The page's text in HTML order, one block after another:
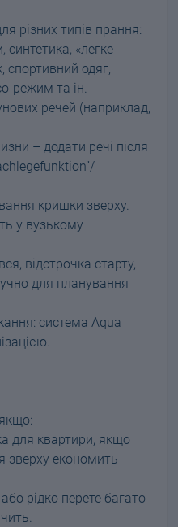
різних типів прання:
синтетика, «легке
одяг,
режим та ін.
речей (наприклад,
– додати речі після
кришки зверху.
у вузькому
відстрочка старту,
для планування
система Aqua
для квартири, якщо
зверху економить
рідко перете багато